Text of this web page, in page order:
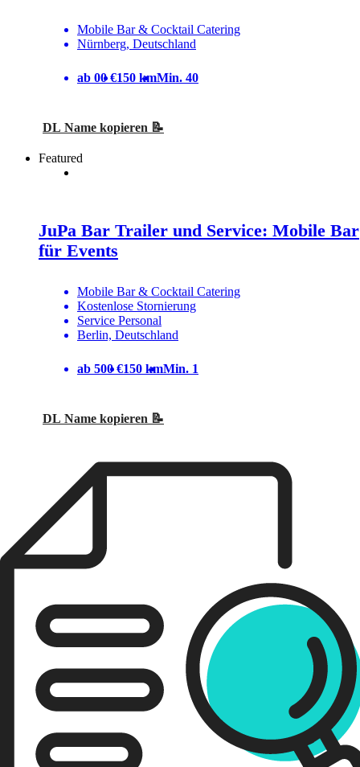
Mobile Bar & Cocktail Catering
Nürnberg, Deutschland
ab 00 €150 kmMin. 40
DL Name kopieren 📝
Featured
JuPa Bar Trailer und Service: Mobile Bar
für Events
Mobile Bar & Cocktail Catering
Kostenlose Stornierung
Service Personal
Berlin, Deutschland
ab 500 €150 kmMin. 1
DL Name kopieren 📝